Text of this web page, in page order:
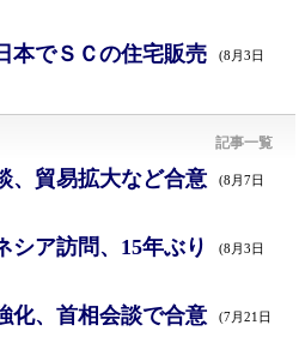
本でＳＣの住宅販売 (8月3日
記事一覧
、貿易拡大など合意 (8月7日
シア訪問、15年ぶり (8月3日
化、首相会談で合意 (7月21日